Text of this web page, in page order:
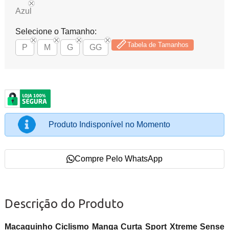
Azul
Selecione o Tamanho:
P
M G GG Tabela de Tamanhos
Produto Indisponível no Momento
Compre Pelo WhatsApp
Descrição do Produto
Macaquinho Ciclismo Manga Curta Sport Xtreme Sense